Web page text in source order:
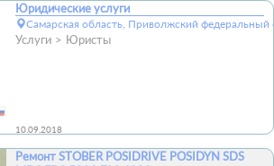
Юридические услуги
Самарская область, Приволжский федеральный
Услуги Юристы
10.09.2018
Ремонт STOBER POSIDRIVE POSIDYN SDS